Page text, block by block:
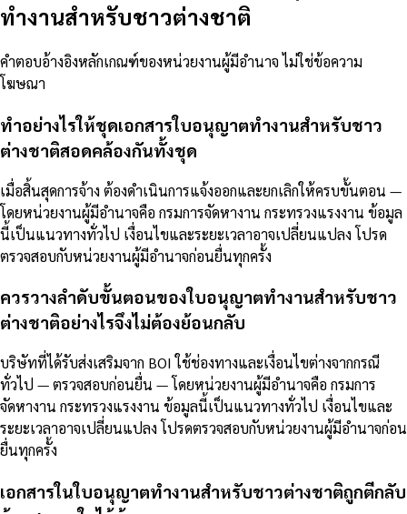
ทำงานสำหรับชาวต่างชาติ
คำตอบอ้างอิงหลักเกณฑ์ของหน่วยงานผู้มีอำนาจ ไม่ใช่ข้อความ
โฆษณา
ทำอย่างไรให้ชุดเอกสารใบอนุญาตทำงานสำหรับชาว
ต่างชาติสอดคล้องกันทั้งชุด
เมื่อสิ้นสุดการจ้าง ต้องดำเนินการแจ้งออกและยกเลิกให้ครบขั้นตอน —
โดยหน่วยงานผู้มีอำนาจคือ กรมการจัดหางาน กระทรวงแรงงาน ข้อมูล
นี้เป็นแนวทางทั่วไป เงื่อนไขและระยะเวลาอาจเปลี่ยนแปลง โปรด
ตรวจสอบกับหน่วยงานผู้มีอำนาจก่อนยื่นทุกครั้ง
ควรวางลำดับขั้นตอนของใบอนุญาตทำงานสำหรับชาว
ต่างชาติอย่างไรจึงไม่ต้องย้อนกลับ
บริษัทที่ได้รับส่งเสริมจาก BOI ใช้ช่องทางและเงื่อนไขต่างจากกรณี
ทั่วไป — ตรวจสอบก่อนยื่น — โดยหน่วยงานผู้มีอำนาจคือ กรมการ
จัดหางาน กระทรวงแรงงาน ข้อมูลนี้เป็นแนวทางทั่วไป เงื่อนไขและ
ระยะเวลาอาจเปลี่ยนแปลง โปรดตรวจสอบกับหน่วยงานผู้มีอำนาจก่อน
ยื่นทุกครั้ง
เอกสารในใบอนุญาตทำงานสำหรับชาวต่างชาติถูกตีกลับ